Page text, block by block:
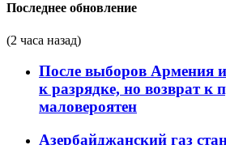
Последнее обновление
(2 часа назад)
После выборов Армения
к разрядке, но возврат к
маловероятен
Азербайджанский газ